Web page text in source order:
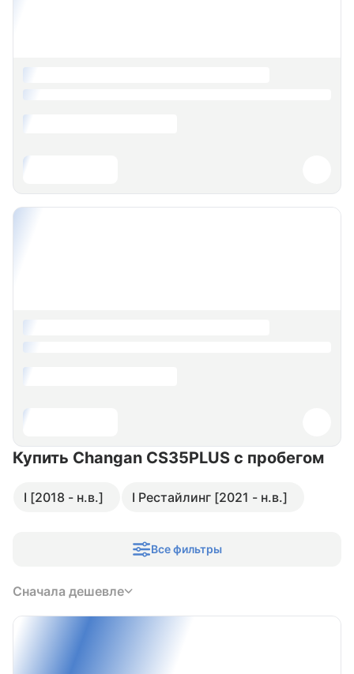
Купить Changan CS35PLUS с пробегом
I [2018 - н.в.] I Рестайлинг [2021 - н.в.]
Все фильтры
Сначала дешевле